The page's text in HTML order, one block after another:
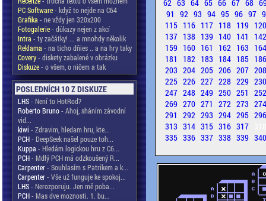
PC Software- když to nejde na C64
Grafika - ne vždy jen 320x200
Fotogalerie- důkazy nejen z akcí
Intra - ty začátky! ... a mnohdy několik
Reklama - na ticho dňies .. a na hry taky
Covery- diskety zabalené v obrázku
Diskuze- o všem, o ničem a tak
POSLEDNÍCH 10 Z DISKUZE
LHS- Není to HotRod?
Roberto Bruno- Ahoj, sháním závodní
vid...
kiwi - Zdravim, hledam hru, kte...
PCH- DeepSeek našel pouze toh...
Kuppa - Hledám logickou hru z C6...
PCH- Mdlý PCH má odzkoušený R...
Carpenter- Souhlasím s Patrikem a k...
Carpenter- Vše už funguje ke spokoj...
LHS- Nerozporuju. Jen mě poba...
PCH- Mas dve moznosti. 1. bu...
62 63 64 65 66 67 68
91 92 93 94 95 96 97
115 116 117 118 119
137 138 139 140 141
159 160 161 162 163
181
182 183 184 185
203 204 205 206 207
225 226 227 228 229
247 248 249 250 251
269 270 271 272 273
291 292 293 294 295
313 314 315 316 317
335 336 337 338 339